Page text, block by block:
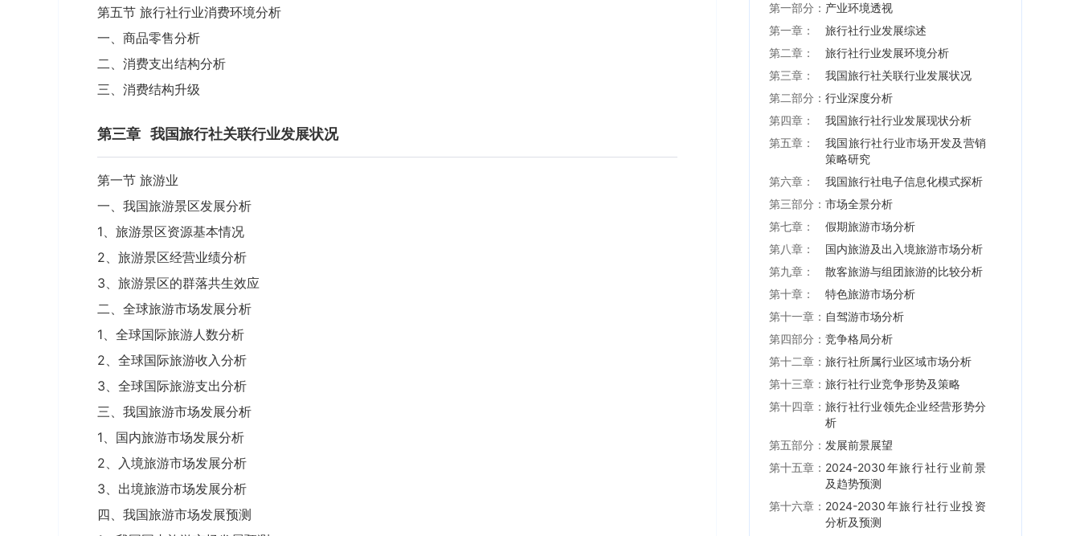
第五节 旅行社行业消费环境分析
一、商品零售分析
二、消费支出结构分析
三、消费结构升级
第三章 我国旅行社关联行业发展状况
第一节 旅游业
一、我国旅游景区发展分析
1、旅游景区资源基本情况
2、旅游景区经营业绩分析
3、旅游景区的群落共生效应
二、全球旅游市场发展分析
1、全球国际旅游人数分析
2、全球国际旅游收入分析
3、全球国际旅游支出分析
三、我国旅游市场发展分析
1、国内旅游市场发展分析
2、入境旅游市场发展分析
3、出境旅游市场发展分析
四、我国旅游市场发展预测
第一部分： 产业环境透视
第一章：
旅行社行业发展综述
第二章：
旅行社行业发展环境分析
第三章：
我国旅行社关联行业发展状况
第二部分： 行业深度分析
第四章：
我国旅行社行业发展现状分析
第五章：
我国旅行社行业市场开发及营销
策略研究
第六章：
我国旅行社电子信息化模式探析
第三部分： 市场全景分析
第七章：
假期旅游市场分析
第八章：
国内旅游及出入境旅游市场分析
第九章：
散客旅游与组团旅游的比较分析
第十章：
特色旅游市场分析
第十一章： 自驾游市场分析
第四部分： 竞争格局分析
第十二章： 旅行社所属行业区域市场分析
第十三章： 旅行社行业竞争形势及策略
第十四章： 旅行社行业领先企业经营形势分
析
第五部分： 发展前景展望
第十五章： 2024-2030年旅行社行业前景
及趋势预测
第十六章： 2024-2030年旅行社行业投资
分析及预测